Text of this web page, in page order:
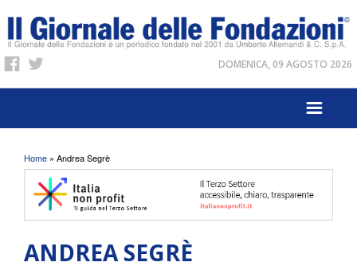
DOMENICA, 09 AGOSTO 2026
Tu sei qui
Home » Andrea Segrè
ANDREA SEGRÈ